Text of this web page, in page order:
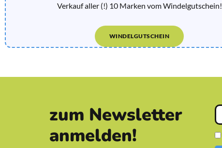
Verkauf aller (!) 10 Marken vom Windelgutschein!
WINDELGUTSCHEIN
zum Newsletter
anmelden!